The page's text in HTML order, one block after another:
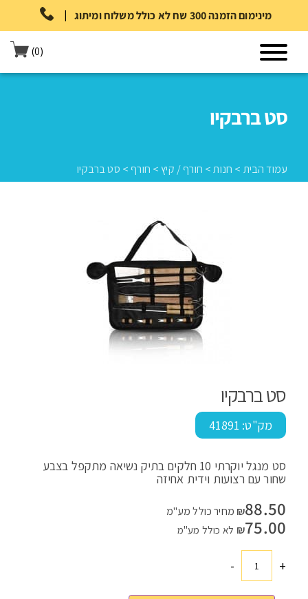
| מינימום הזמנה 300 שח לא כולל משלוח ומיתוג
(0)
סט ברבקיו
עמוד הבית > חנות> חורף / קיץ > חורף > סט ברבקיו
>חורף
סט ברבקיו
מק"ט: 41891
סט מנגל יוקרתי 10 חלקים בתיק נשיאה מתקפל בצבע
שחור עם רצועות וידית אחיזה
₪88.50
מחיר כולל מע"מ
₪75.00 לא כולל מע"מ
+כמות
-